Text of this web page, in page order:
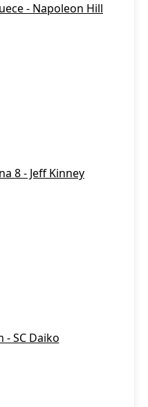
- Napoleon Hill
8 - Jeff Kinney
- SC Daiko